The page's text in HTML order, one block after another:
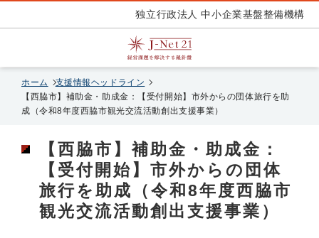
独立行政法人 中小企業基盤整備機構
ホーム
支援情報ヘッドライン
【西脇市】補助金・助成金：【受付開始】市外からの団体旅行を助
成（令和8年度西脇市観光交流活動創出支援事業）
【西脇市】補助金・助成金：
【受付開始】市外からの団体
旅行を助成（令和8年度西脇市
観光交流活動創出支援事業）